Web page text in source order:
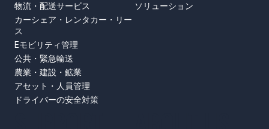
物流・配送サービス
カーシェア・レンタカー・リー
ス
Eモビリティ管理
公共・緊急輸送
農業・建設・鉱業
アセット・人員管理
ドライバーの安全対策
ソリューション